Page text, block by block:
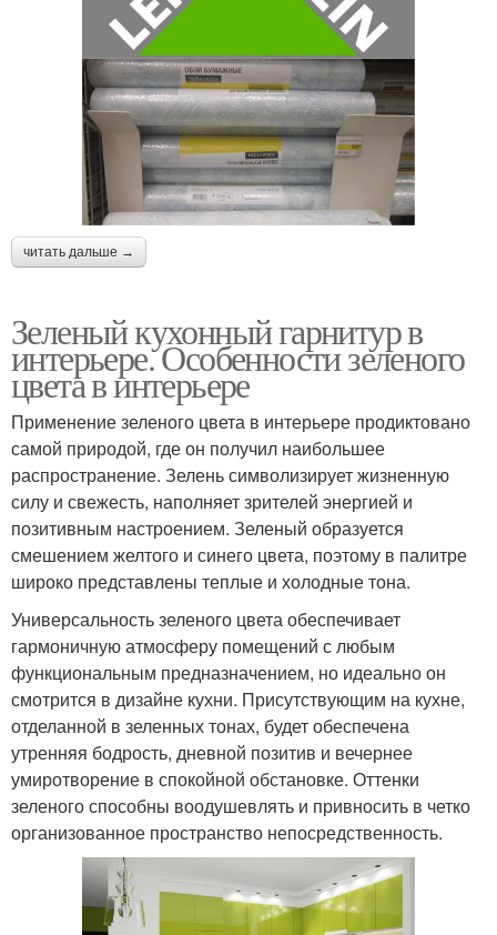
читать дальше →
Зеленый кухонный гарнитур в
интерьере. Особенности зеленого
цвета в интерьере
Применение зеленого цвета в интерьере продиктовано
самой природой, где он получил наибольшее
распространение. Зелень символизирует жизненную
силу и свежесть, наполняет зрителей энергией и
позитивным настроением. Зеленый образуется
смешением желтого и синего цвета, поэтому в палитре
широко представлены теплые и холодные тона.
Универсальность зеленого цвета обеспечивает
гармоничную атмосферу помещений с любым
функциональным предназначением, но идеально он
смотрится в дизайне кухни. Присутствующим на кухне,
отделанной в зеленных тонах, будет обеспечена
утренняя бодрость, дневной позитив и вечернее
умиротворение в спокойной обстановке. Оттенки
зеленого способны воодушевлять и привносить в четко
организованное пространство непосредственность.